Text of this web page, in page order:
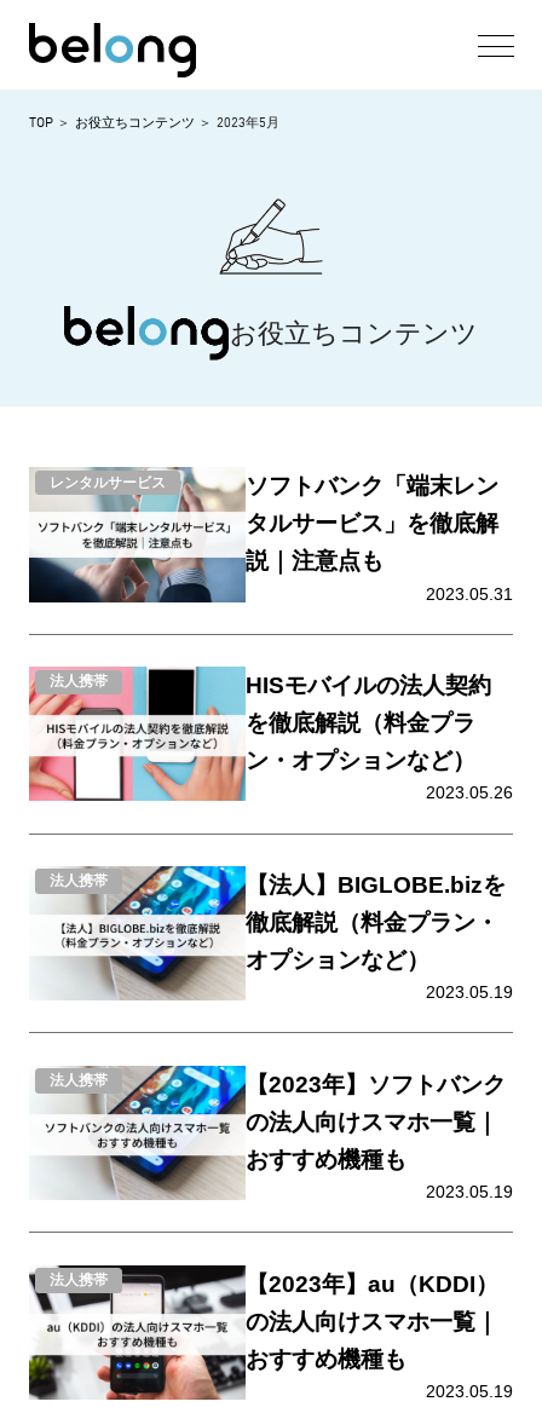
TOP お役立ちコンテンツ 2023年5月
お役立ちコンテンツ
レンタルサービス
ソフトバンク「端末レン
タルサービス」を徹底解
説｜注意点も
2023.05.31
法人携帯
HISモバイルの法人契約
を徹底解説（料金プラ
ン・オプションなど）
2023.05.26
法人携帯
【法人】BIGLOBE.bizを
徹底解説（料金プラン・
オプションなど）
2023.05.19
法人携帯
【2023年】ソフトバンク
の法人向けスマホ一覧｜
おすすめ機種も
2023.05.19
法人携帯
【2023年】au（KDDI）
の法人向けスマホ一覧｜
おすすめ機種も
2023.05.19